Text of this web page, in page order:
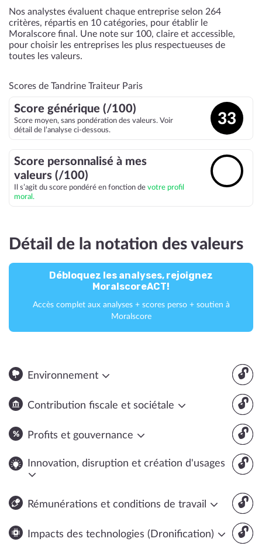
Nos analystes évaluent chaque entreprise selon 264
critères, répartis en 10 catégories, pour établir le
Moralscore final. Une note sur 100, claire et accessible,
pour choisir les entreprises les plus respectueuses de
toutes les valeurs.
Scores de Tandrine Traiteur Paris
Score générique (/100)
Score moyen, sans pondération des valeurs. Voir
détail de l’analyse ci-dessous.
33
Score personnalisé à mes
valeurs (/100)
Il s’agit du score pondéré en fonction de votre profil
moral.
Détail de la notation des valeurs
Débloquez les analyses, rejoignez
MoralscoreACT!
Accès complet aux analyses + scores perso + soutien à
Moralscore
🔓
Environnement
🔓
Contribution fiscale et sociétale
🔓
Profits et gouvernance
🔓
Innovation, disruption et création d'usages
🔓
Rémunérations et conditions de travail
🔓
Impacts des technologies (Dronification)